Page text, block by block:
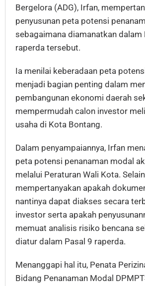
Bergelora (ADG), Irfan,
penyusunan peta potensi
sebagaimana diamanatkan dalam
raperda tersebut.
Ia menilai keberadaan peta
menjadi bagian penting dalam
pembangunan ekonomi daerah
mempermudah calon investor
usaha di Kota Bontang.
Dalam penyampaiannya, Irfan
peta potensi penanaman modal
melalui Peraturan Wali Kota.
mempertanyakan apakah
nantinya dapat diakses secara
investor serta apakah
memuat analisis risiko bencana
diatur dalam Pasal 9 raperda.
Menanggapi hal itu, Penata
Bidang Penanaman Modal